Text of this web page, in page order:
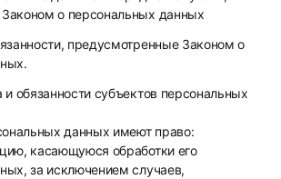
о персональных данных
предусмотренные Законом о
обязанности субъектов персональных
данных имеют право:
касающуюся обработки его
за исключением случаев,